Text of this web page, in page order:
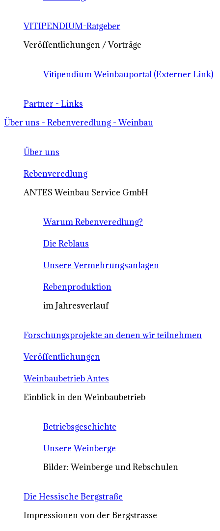
VITIPENDIUM-Ratgeber
Veröffentlichungen / Vorträge
Vitipendium Weinbauportal (Externer Link)
Partner - Links
Über uns - Rebenveredlung - Weinbau
Über uns
Rebenveredlung
ANTES Weinbau Service GmbH
Warum Rebenveredlung?
Die Reblaus
Unsere Vermehrungsanlagen
Rebenproduktion
im Jahresverlauf
Forschungsprojekte an denen wir teilnehmen
Veröffentlichungen
Weinbaubetrieb Antes
Einblick in den Weinbaubetrieb
Betriebsgeschichte
Unsere Weinberge
Bilder: Weinberge und Rebschulen
Die Hessische Bergstraße
Impressionen von der Bergstrasse